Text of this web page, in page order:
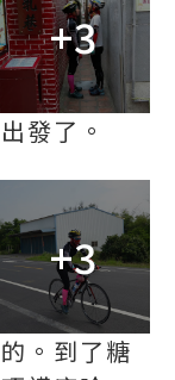
+3
發了。
+3
。到了糖